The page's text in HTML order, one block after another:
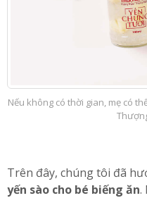
Nếu không có thời gian, mẹ có
Trên đây, chúng tôi đã
yến sào cho bé biếng ăn.